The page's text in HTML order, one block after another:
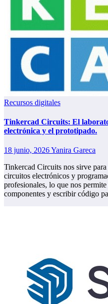
Recursos digitales
Tinkercad Circuits: El
electrónica y el prototipado.
18 junio, 2026Yanira Gareca
Tinkercad Circuits nos sirve
circuitos electrónicos y
profesionales, lo que nos
componentes y escribir código